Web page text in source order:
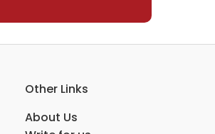
Other Links
About Us